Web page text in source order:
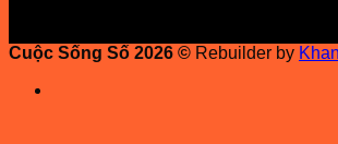
Cuộc Sống Số 2026 © Rebuilder by